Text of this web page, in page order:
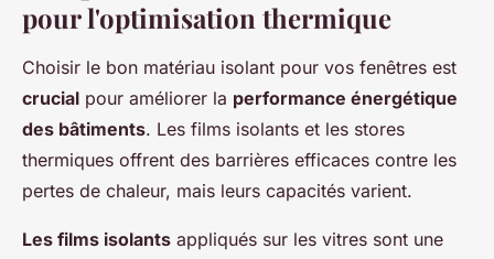
pour l'optimisation thermique
Choisir le bon matériau isolant pour vos fenêtres est
crucial pour améliorer la performance énergétique
des bâtiments. Les films isolants et les stores
thermiques offrent des barrières efficaces contre les
pertes de chaleur, mais leurs capacités varient.
Les films isolants appliqués sur les vitres sont une